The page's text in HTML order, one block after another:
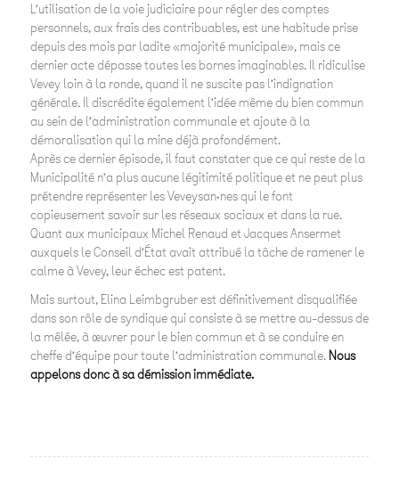
L’utilisation de la voie judiciaire pour régler des comptes
personnels, aux frais des contribuables, est une habitude prise
depuis des mois par ladite «majorité municipale», mais ce
dernier acte dépasse toutes les bornes imaginables. Il ridiculise
Vevey loin à la ronde, quand il ne suscite pas l’indignation
générale. Il discrédite également l’idée même du bien commun
au sein de l’administration communale et ajoute à la
démoralisation qui la mine déjà profondément.
Après ce dernier épisode, il faut constater que ce qui reste de la
Municipalité n’a plus aucune légitimité politique et ne peut plus
prétendre représenter les Veveysan·nes qui le font
copieusement savoir sur les réseaux sociaux et dans la rue.
Quant aux municipaux Michel Renaud et Jacques Ansermet
auxquels le Conseil d’État avait attribué la tâche de ramener le
calme à Vevey, leur échec est patent.
Mais surtout, Elina Leimbgruber est définitivement disqualifiée
dans son rôle de syndique qui consiste à se mettre au-dessus de
la mêlée, à œuvrer pour le bien commun et à se conduire en
cheffe d’équipe pour toute l’administration communale. Nous
appelons donc à sa démission immédiate.